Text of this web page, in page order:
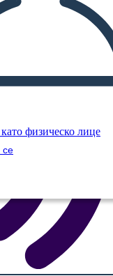
физическо лице
се